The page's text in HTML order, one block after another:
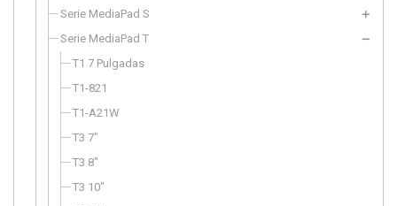
Serie MediaPad S
Serie MediaPad T
T1 7 Pulgadas
T1-821
T1-A21W
T3 7"
T3 8"
T3 10"